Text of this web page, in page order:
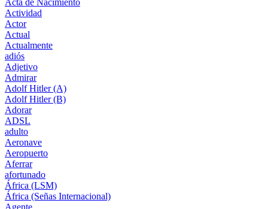
Actividad
Actor
Actual
Actualmente
adiós
Adjetivo
Admirar
Adolf Hitler (A)
Adolf Hitler (B)
Adorar
ADSL
adulto
Aeronave
Aeropuerto
Aferrar
afortunado
África (LSM)
África (Señas Internacional)
Agente